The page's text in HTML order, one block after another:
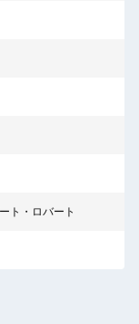
ト・ロバート